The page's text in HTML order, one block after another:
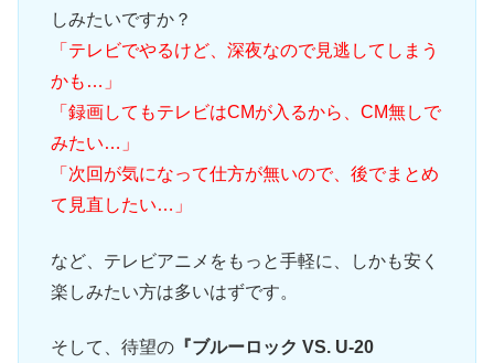
しみたいですか？
「テレビでやるけど、深夜なので見逃してしまう
かも…」
「録画してもテレビはCMが入るから、CM無しで
みたい…」
「次回が気になって仕方が無いので、後でまとめ
て見直したい…」
など、テレビアニメをもっと手軽に、しかも安く
楽しみたい方は多いはずです。
そして、待望の『ブルーロック VS. U-20